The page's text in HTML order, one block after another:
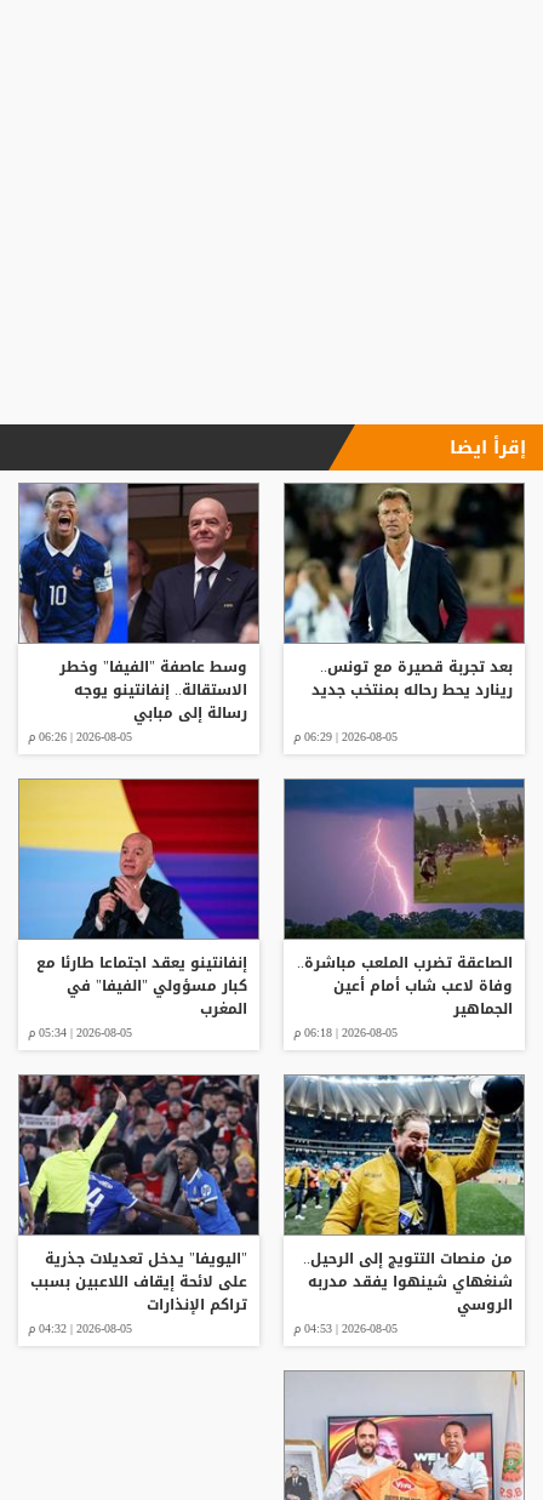
إقرأ ايضا
بعد تجربة قصيرة مع تونس..
رينارد يحط رحاله بمنتخب جديد
2026-08-05 | 06:29 م
وسط عاصفة "الفيفا" وخطر
الاستقالة.. إنفانتينو يوجه
رسالة إلى مبابي
2026-08-05 | 06:26 م
الصاعقة تضرب الملعب مباشرة..
وفاة لاعب شاب أمام أعين
الجماهير
2026-08-05 | 06:18 م
إنفانتينو يعقد اجتماعا طارئا مع
كبار مسؤولي "الفيفا" في
المغرب
2026-08-05 | 05:34 م
من منصات التتويج إلى الرحيل..
شنغهاي شينهوا يفقد مدربه
الروسي
2026-08-05 | 04:53 م
"اليويفا" يدخل تعديلات جذرية
على لائحة إيقاف اللاعبين بسبب
تراكم الإنذارات
2026-08-05 | 04:32 م